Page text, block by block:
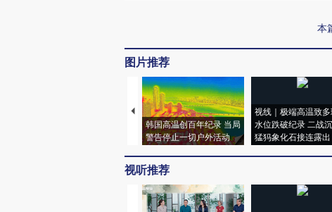
本
图片推荐
韩国高温创百年纪录 当局
警告停止一切户外活动
视线｜极端高温致
水位跌破纪录 二战
猛犸象化石接连露出
视听推荐